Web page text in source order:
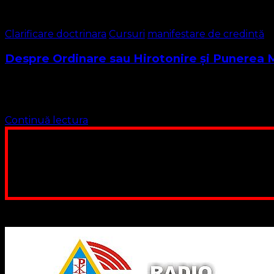
Clarificare doctrinara Cursuri manifestare de credință
Despre Ordinare sau Hirotonire și Punerea
Continuă lectura